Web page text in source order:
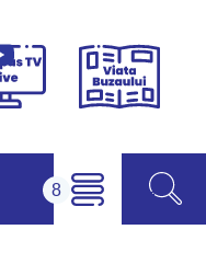
Campus
Viața